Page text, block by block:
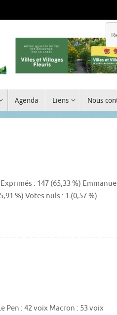
Agenda Liens Nous
: 147 (65,33 %)
%) Votes nuls : 1 (0,57 %)
Pen : 42 voix Macron : 53 voix